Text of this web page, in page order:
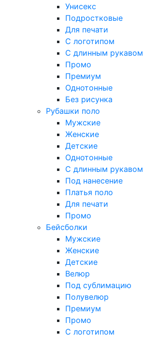
Унисекс
Подростковые
Для печати
С логотипом
С длинным рукавом
Промо
Премиум
Однотонные
Без рисунка
Рубашки поло
Мужские
Женские
Детские
Однотонные
С длинным рукавом
Под нанесение
Платья поло
Для печати
Промо
Бейсболки
Мужские
Женские
Детские
Велюр
Под сублимацию
Полувелюр
Премиум
Промо
С логотипом